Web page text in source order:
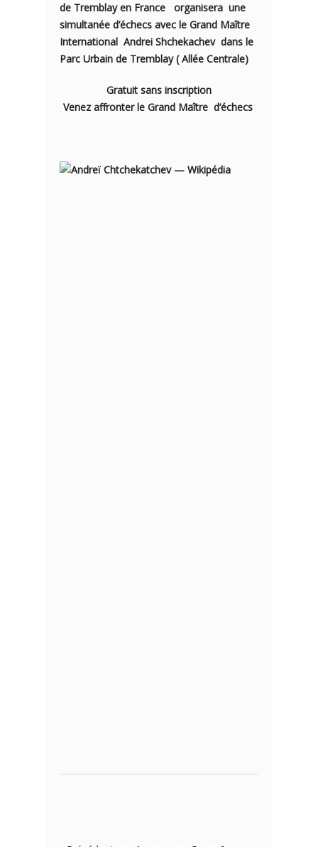
de Tremblay en France organisera une
simultanée d’échecs avec le Grand Maître
International Andrei Shchekachev dans le
Parc Urbain de Tremblay ( Allée Centrale)
Gratuit sans inscription
Venez affronter le Grand Maître d’échecs